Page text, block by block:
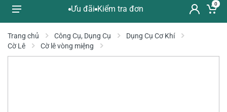
Ưu đãi Kiểm tra đơn
0
Trang chủ Công Cụ, Dụng Cụ
Dụng Cụ Cơ Khí
Cờ Lê
Cờ lê vòng miệng